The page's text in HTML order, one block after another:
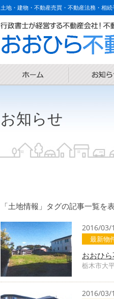
土地・建物・不動産売買・不動産法務・相
お知らせ
「土地情報」タグの記事一覧を
2016/03/
最新物
おおひ
栃木市大
2016/03/